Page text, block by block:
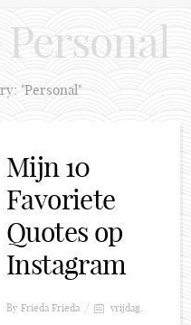
Personal
"Personal"
Mijn 10
Favoriete
Quotes op
Instagram
By Frieda Frieda vrijdag,